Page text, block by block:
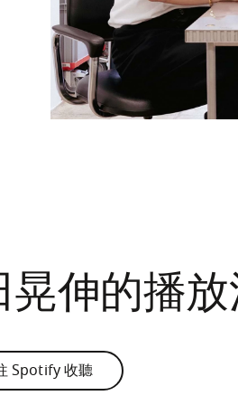
伸的播
Spotify 收聽